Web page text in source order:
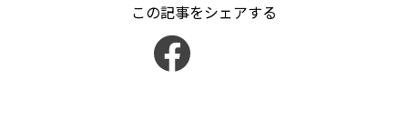
この記事をシェアする